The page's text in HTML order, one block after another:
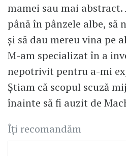
mamei sau mai
până în pânzele albe, să
și să dau mereu vina pe
M-am specializat în a
nepotrivit pentru a-mi
Știam că scopul scuză
înainte să fi auzit de
Îți recomandăm